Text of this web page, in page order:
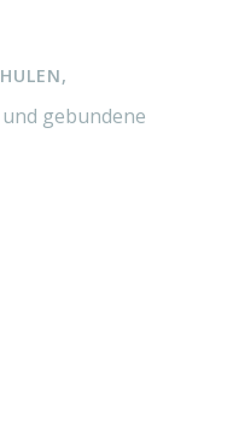
gebundene